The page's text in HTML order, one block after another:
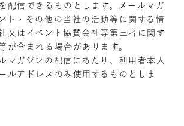
配信できるものとします。メールマガ
ト・その他の当社の活動等に関する情
又はイベント協賛会社等第三者に関す
が含まれる場合があります。
マガジンの配信にあたり、利用者本人
ルアドレスのみ使用するものとしま